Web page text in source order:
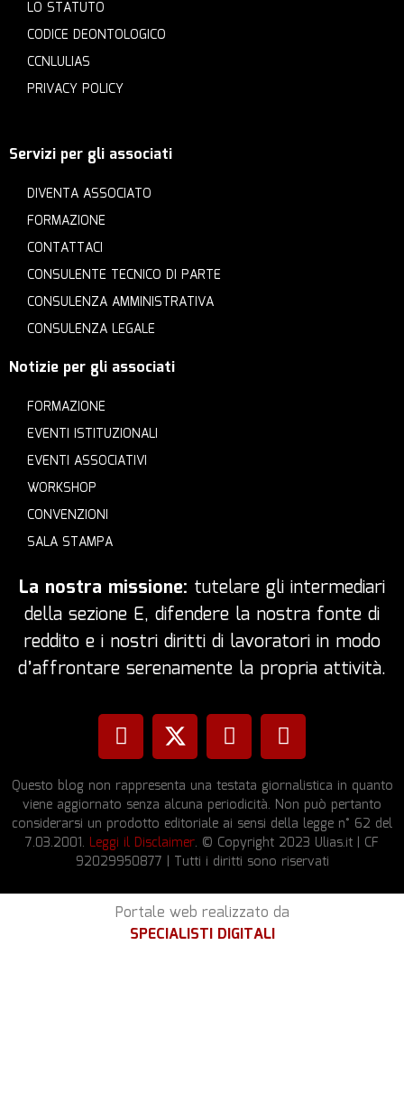
LO STATUTO
CODICE DEONTOLOGICO
CCNLULIAS
PRIVACY POLICY
Servizi per gli associati
DIVENTA ASSOCIATO
FORMAZIONE
CONTATTACI
CONSULENTE TECNICO DI PARTE
CONSULENZA AMMINISTRATIVA
CONSULENZA LEGALE
Notizie per gli associati
FORMAZIONE
EVENTI ISTITUZIONALI
EVENTI ASSOCIATIVI
WORKSHOP
CONVENZIONI
SALA STAMPA
La nostra missione: tutelare gli intermediari
della sezione E, difendere la nostra fonte di
reddito e i nostri diritti di lavoratori in modo
d’affrontare serenamente la propria attività.
Questo blog non rappresenta una testata giornalistica in quanto
viene aggiornato senza alcuna periodicità. Non può pertanto
considerarsi un prodotto editoriale ai sensi della legge n° 62 del
7.03.2001. Leggi il Disclaimer. © Copyright 2023 Ulias.it | CF
92029950877 | Tutti i diritti sono riservati
Portale web realizzato da
SPECIALISTI DIGITALI